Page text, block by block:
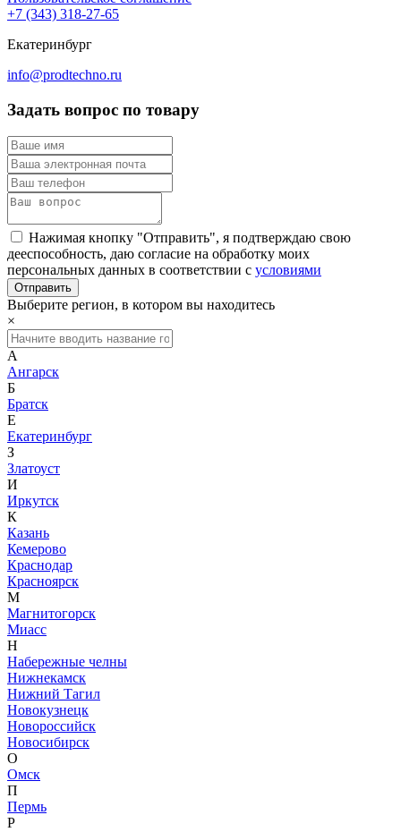
+7 (343) 318-27-65
Екатеринбург
info@prodtechno.ru
Задать вопрос по товару
Нажимая кнопку "Отправить", я подтверждаю свою
дееспособность, даю согласие на обработку моих
персональных данных в соответствии с условиями
Выберите регион, в котором вы находитесь
×
А
Ангарск
Б
Братск
Е
Екатеринбург
З
Златоуст
И
Иркутск
К
Казань
Кемерово
Краснодар
Красноярск
М
Магнитогорск
Миасс
Н
Набережные челны
Нижнекамск
Нижний Тагил
Новокузнецк
Новороссийск
Новосибирск
О
Омск
П
Пермь
Р